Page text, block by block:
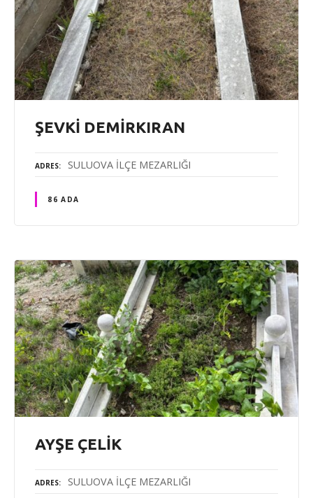
ŞEVKİ DEMİRKIRAN
ADRES SULUOVA İLÇE MEZARLIĞI
86 ADA
AYŞE ÇELİK
ADRES SULUOVA İLÇE MEZARLIĞI